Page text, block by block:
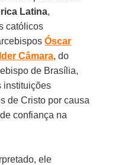
Latina,
católicos
Óscar
Câmara, do
de Brasília,
instituições
de Cristo por causa
confiança na
ele